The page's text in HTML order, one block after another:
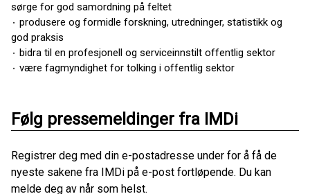
sørge for god samordning på feltet
۰ produsere og formidle forskning, utredninger, statistikk og
god praksis
۰ bidra til en profesjonell og serviceinnstilt offentlig sektor
۰ være fagmyndighet for tolking i offentlig sektor
Følg pressemeldinger fra IMDi
Registrer deg med din e-postadresse under for å få de
nyeste sakene fra IMDi på e-post fortløpende. Du kan
melde deg av når som helst.